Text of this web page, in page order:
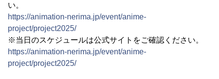
い。
https://animation-nerima.jp/event/anime-
project/project2025/
※当日のスケジュールは公式サイトをご確認ください。
https://animation-nerima.jp/event/anime-
project/project2025/